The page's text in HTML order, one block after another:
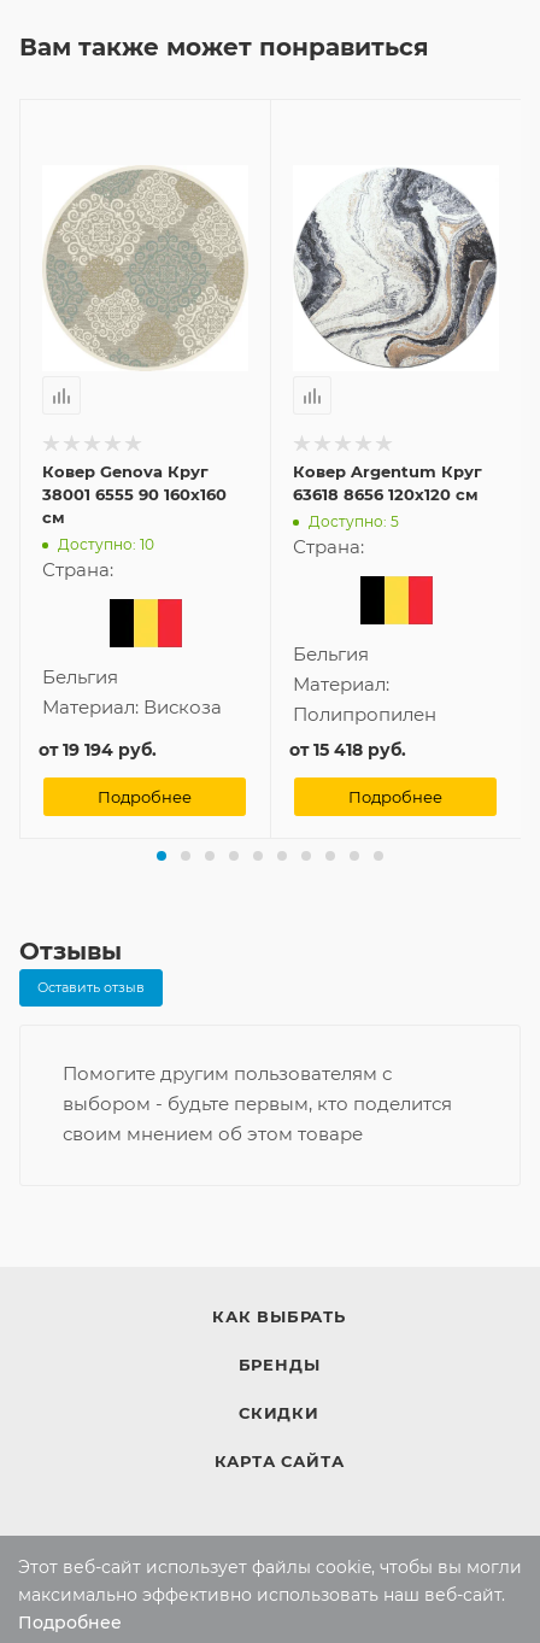
Вам также может понравиться
Ковер Genova Круг
38001 6555 90 160x160
см
Доступно: 10
Страна:
Бельгия
Материал: Вискоза
от19 194 руб.
Подробнее
Ковер Argentum Круг
63618 8656 120x120 см
Доступно: 5
Страна:
Бельгия
Материал:
Полипропилен
от15 418 руб.
Подробнее
Отзывы
Оставить отзыв
Помогите другим пользователям с
выбором - будьте первым, кто поделится
своим мнением об этом товаре
КАК ВЫБРАТЬ
БРЕНДЫ
СКИДКИ
КАРТА САЙТА
Компания
Этот веб-сайт использует файлы cookie, чтобы вы могли
максимально эффективно использовать наш веб-сайт.
Подробнее